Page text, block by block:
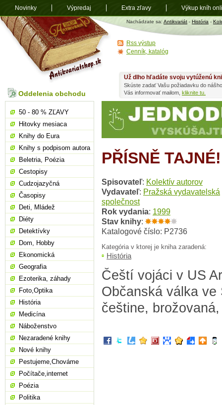
Antikvariát
shop.sk
Nachádzate sa: Antikvariát - História -
PŘÍSNĚ
Spisovateľ: Kolektív autorov
Vydavateľ: Pražská vydavatelská
společnost
Rok vydania: 1999
Stav knihy:
Katalogové číslo: P2736
Kategória v ktorej je kniha zaradená:
História
Čeští vojáci v US
Občanská válka
češtine,
Už dlho hľadáte svoju vytúženú
Skúste zadať Vašu požiadavku do
Vás informovať mailom, kliknite tu.
Oddelenia obchodu
50 - 80 % ZĽAVY
Hitovky mesiaca
Knihy do Eura
Knihy s podpisom autora
Beletria, Poézia
Cestopisy
Cudzojazyčná
Časopisy
Deti, Mládež
Diéty
Detektívky
Dom, Hobby
Ekonomická
Geografia
Ezoterika, záhady
Foto,Optika
História
Medicína
Náboženstvo
Nezaradené knihy
Nové knihy
Pestujeme,Chováme
Počítače,internet
Poézia
Politika
Rss výstup
Cenník, katalóg
Novinky Výpredaj Extra zľavy Výkup kníh